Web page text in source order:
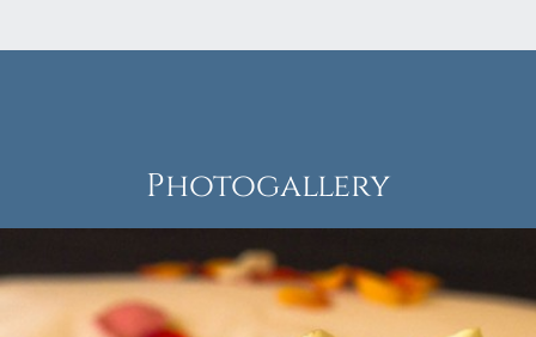
Photogallery